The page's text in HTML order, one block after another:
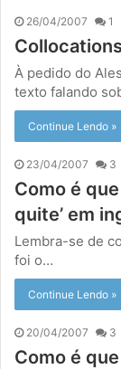
26/04/2007 1
À pedido do
texto falando
Continue Lendo »
23/04/2007 3
Como é
quite’ em
Lembra-se de
foi o…
Continue Lendo »
20/04/2007 3
Como é